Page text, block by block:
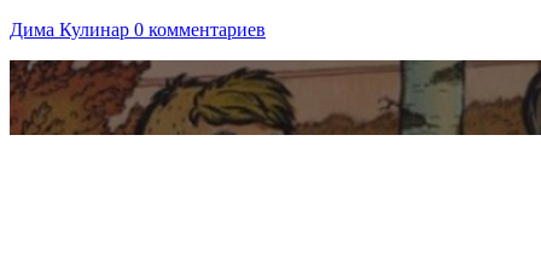
Дима Кулинар 0 комментариев